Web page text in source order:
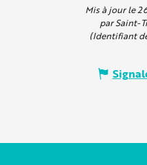
Mis à jour le
par Saint-
(Identifiant